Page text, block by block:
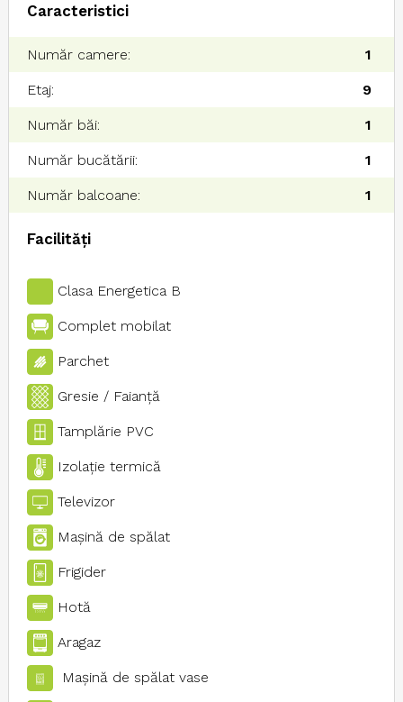
Caracteristici
Număr camere: 1
Etaj: 9
Număr băi: 1
Număr bucătării: 1
Număr balcoane: 1
Facilități
Clasa Energetica B
Complet mobilat
Parchet
Gresie / Faianţă
Tamplărie PVC
Izolaţie termică
Televizor
Maşină de spălat
Frigider
Hotă
Aragaz
Maşină de spălat vase